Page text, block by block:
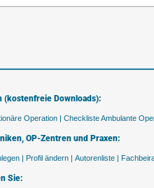
(kostenfreie Downloads):
Operation | Checkliste Ambulante
OP-Zentren und Praxen:
| Profil ändern | Autorenliste |
Sie: